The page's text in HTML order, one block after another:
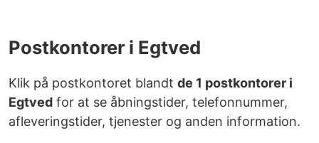
Postkontorer i Egtved
Klik på postkontoret blandt de 1 postkontorer i
Egtved for at se åbningstider, telefonnummer,
afleveringstider, tjenester og anden information.